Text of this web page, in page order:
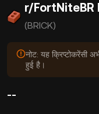
r/FortNiteBR
(BRICK)
नोट: यह क्रिप्टोकरेंसी
हुई है।
--